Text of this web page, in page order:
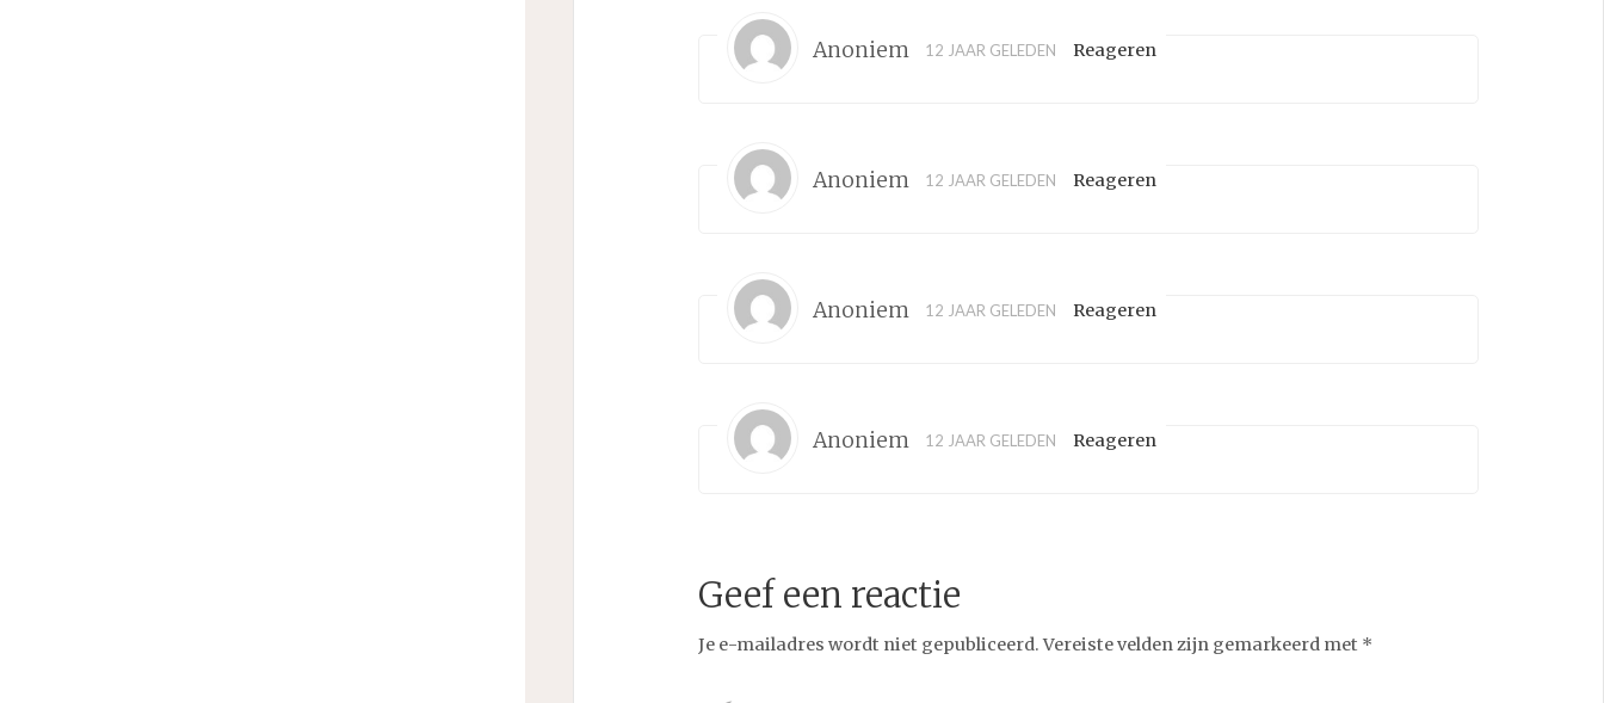
Anoniem 12 JAAR GELEDEN Reageren
Anoniem 12 JAAR GELEDEN Reageren
Anoniem 12 JAAR GELEDEN Reageren
Anoniem 12 JAAR GELEDEN Reageren
Geef een reactie
Je e-mailadres wordt niet gepubliceerd. Vereiste velden zijn gemarkeerd met *